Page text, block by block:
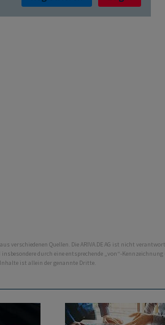
verschiedenen Quellen. Die ARIVA.DE AG ist nicht
durch eine entsprechende „von“-
ist allein der genannte Dritte.